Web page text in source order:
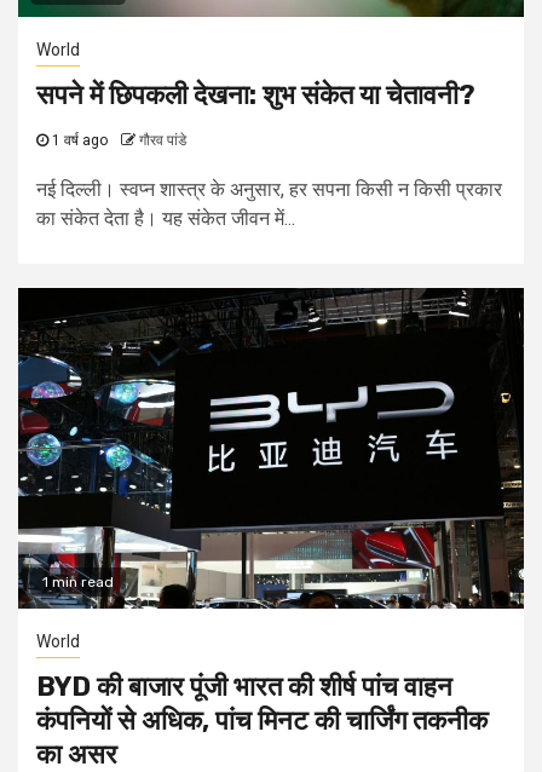
World
सपने में छिपकली देखना: शुभ संकेत या चेतावनी?
1 वर्ष ago गौरव पांडे
नई दिल्ली। स्वप्न शास्त्र के अनुसार, हर सपना किसी न किसी प्रकार
का संकेत देता है। यह संकेत जीवन में...
1 min read
World
BYD की बाजार पूंजी भारत की शीर्ष पांच वाहन
कंपनियों से अधिक, पांच मिनट की चार्जिंग तकनीक
का असर